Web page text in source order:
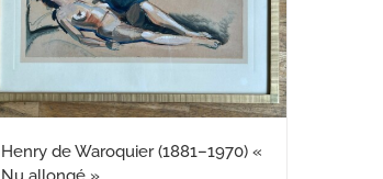
Henry de Waroquier (1881–1970) «